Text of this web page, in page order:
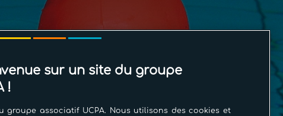
Gloopy
sur un site du groupe
!
groupe associatif UCPA. Nous utilisons des cookies et